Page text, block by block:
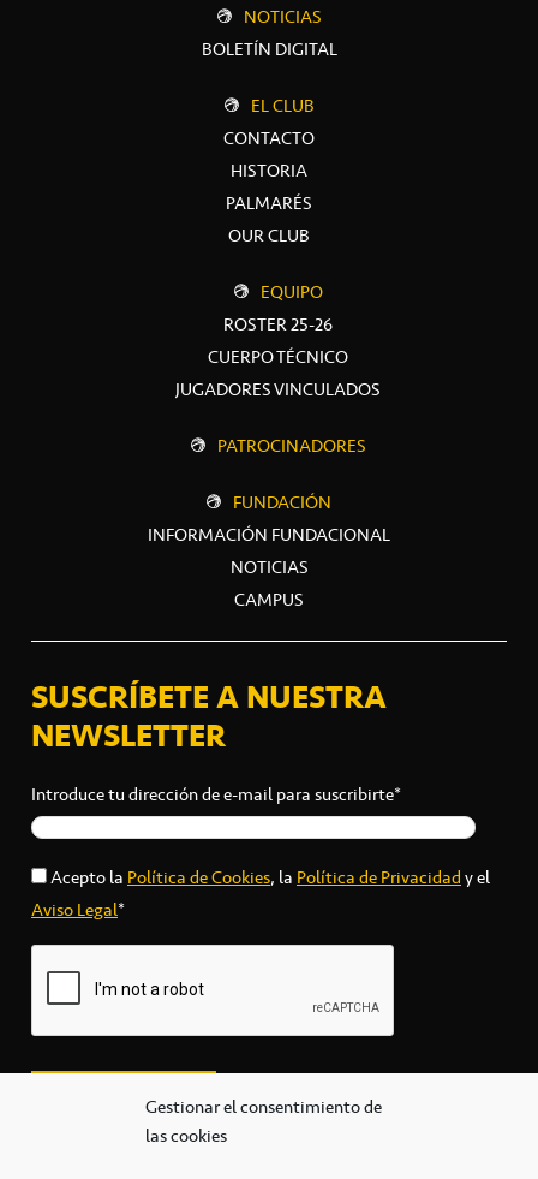
Gestionar el consentimiento de
las cookies
NOTICIAS
BOLETÍN DIGITAL
EL CLUB
CONTACTO
HISTORIA
PALMARÉS
OUR CLUB
EQUIPO
ROSTER 25-26
CUERPO TÉCNICO
JUGADORES VINCULADOS
PATROCINADORES
FUNDACIÓN
INFORMACIÓN FUNDACIONAL
NOTICIAS
CAMPUS
SUSCRÍBETE A NUESTRA
NEWSLETTER
Introduce tu dirección de e-mail para suscribirte*
Acepto laPolítica de Cookies, laPolítica de Privacidady el
Aviso Legal*